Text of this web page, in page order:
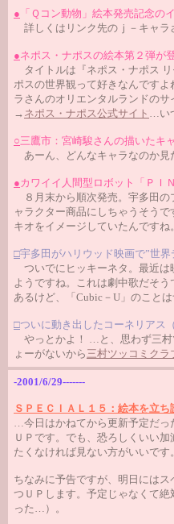
● 「Ｑコン動物」絵本発売記念の
詳しくはリンク先のｊ－キャラ
●ネポス・ナポスの絵本第２弾が
タイトルは『ネポス・ナポス
ポスの世界観って好きなんです
ラさんのオリエンタルランドのサ
→ ネポス・ナポス公式サイト …い
○三鷹市：宮崎駿さんの描いたキ
あーん、どんなキャラなのか見
● カワイイ人間型ロボット「ＰＩ
８月末から順次発売。宇多田の
ャラクター商品にしちゃうそう
キオをイメージしていたんですね
□宇多田がハリウッド映画で”世界
ついでにヒッキーネタ。最近は
ようですね。これは劇中歌だそ
あるけど、「Cubic－U」のこと
□ついに動き出したコーネリアス
やっとかよ！ …と、思わず三村
ょーがないから 三村ツッコミクラ
-2001/6/29-------
ＳＰＥＣＩＡＬ１５：絵本を立ち
…今日はかねてから更新予定だっ
ＵＰです。でも、恐ろしくいい
たくなければ見ない方がいいです。
ちなみに予告ですが、明日には
つＵＰします。予定じゃなくて
った…）。